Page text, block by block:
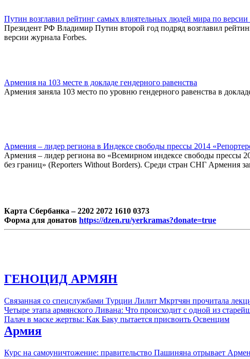
Путин возглавил рейтинг самых влиятельных людей мира по версии
Президент РФ Владимир Путин второй год подряд возглавил
версии журнала Forbes.
Армения на 103 месте в докладе гендерного равенства
Армения заняла 103 место по уровню гендерного равенства в
Армения – лидер региона в Индексе свободы прессы 2014
Армения – лидер региона во «Всемирном индексе свободы прессы
без границ» (Reporters Without Borders). Среди стран СНГ Армения
Карта Сбербанка – 2202 2072 1610 0373
Форма для донатов https://dzen.ru/yerkramas?donate=true
ГЕНОЦИД АРМЯН
Связанная со спецслужбами Турции Лилит Мкртчян прочитала
Четыре этапа армянского Ливана: Что происходит с одной из
Палач в маске жертвы: Как Баку пытается присвоить Освенцим
Армия
Курс на самоуничтожение: правительство Пашиняна отрывает